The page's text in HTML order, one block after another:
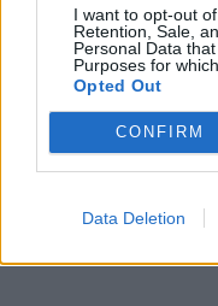
I want to opt-out
Retention, Sale,
Personal Data
Purposes for
Opted Out
CONFIRM
Data Deletion
Να επισκέπτεστε
χρόνια.
προσπάθεια, που
κάνουμε όλοι